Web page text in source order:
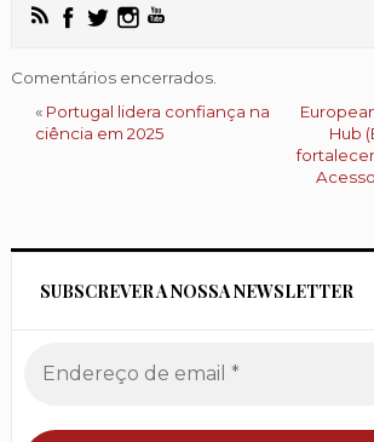
Comentários encerrados.
« Portugal lidera confiança na
ciência em 2025
Hub
SUBSCREVER A NOSSA NEWSLETTER